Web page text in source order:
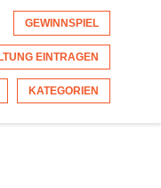
GEWINNSPIEL
EINTRAGEN
KATEGORIEN